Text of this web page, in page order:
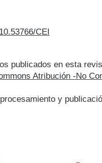
CEI
publicados en esta
Atribución -No
y